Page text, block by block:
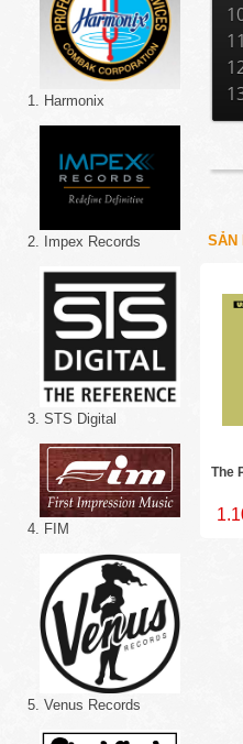
1. Harmonix
2. Impex Records
3. STS Digital
4. FIM
5. Venus Records
SẢN
The